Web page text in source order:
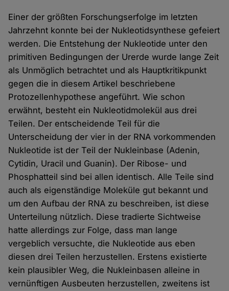
Einer der größten Forschungserfolge im letzten
Jahrzehnt konnte bei der Nukleotidsynthese gefeiert
werden. Die Entstehung der Nukleotide unter den
primitiven Bedingungen der Urerde wurde lange Zeit
als Unmöglich betrachtet und als Hauptkritikpunkt
gegen die in diesem Artikel beschriebene
Protozellenhypothese angeführt. Wie schon
erwähnt, besteht ein Nukleotidmolekül aus drei
Teilen. Der entscheidende Teil für die
Unterscheidung der vier in der RNA vorkommenden
Nukleotide ist der Teil der Nukleinbase (Adenin,
Cytidin, Uracil und Guanin). Der Ribose- und
Phosphatteil sind bei allen identisch. Alle Teile sind
auch als eigenständige Moleküle gut bekannt und
um den Aufbau der RNA zu beschreiben, ist diese
Unterteilung nützlich. Diese tradierte Sichtweise
hatte allerdings zur Folge, dass man lange
vergeblich versuchte, die Nukleotide aus eben
diesen drei Teilen herzustellen. Erstens existierte
kein plausibler Weg, die Nukleinbasen alleine in
vernünftigen Ausbeuten herzustellen, zweitens ist